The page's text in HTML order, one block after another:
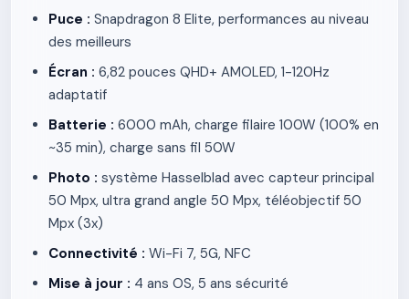
Puce : Snapdragon 8 Elite, performances au niveau
des meilleurs
Écran : 6,82 pouces QHD+ AMOLED, 1-120Hz
adaptatif
Batterie : 6000 mAh, charge filaire 100W (100% en
~35 min), charge sans fil 50W
Photo : système Hasselblad avec capteur principal
50 Mpx, ultra grand angle 50 Mpx, téléobjectif 50
Mpx (3x)
Connectivité : Wi-Fi 7, 5G, NFC
Mise à jour : 4 ans OS, 5 ans sécurité